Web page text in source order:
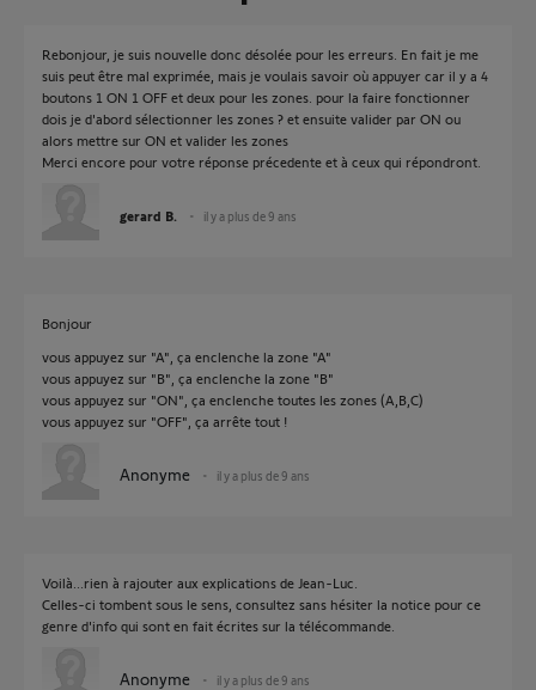
Rebonjour, je suis nouvelle donc désolée pour les erreurs. En fait je me
suis peut être mal exprimée, mais je voulais savoir où appuyer car il y a 4
boutons 1 ON 1 OFF et deux pour les zones. pour la faire fonctionner
dois je d'abord sélectionner les zones ? et ensuite valider par ON ou
alors mettre sur ON et valider les zones
Merci encore pour votre réponse précedente et à ceux qui répondront.
gerard B. il y a plus de 9 ans
Bonjour
vous appuyez sur "A", ça enclenche la zone "A"
vous appuyez sur "B", ça enclenche la zone "B"
vous appuyez sur "ON", ça enclenche toutes les zones (A,B,C)
vous appuyez sur "OFF", ça arrête tout !
Anonyme il y a plus de 9 ans
Voilà...rien à rajouter aux explications de Jean-Luc.
Celles-ci tombent sous le sens, consultez sans hésiter la notice pour ce
genre d'info qui sont en fait écrites sur la télécommande.
Anonyme il y a plus de 9 ans